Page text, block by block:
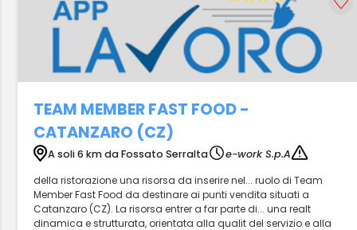
TEAM MEMBER FAST FOOD -
CATANZARO (CZ)
A soli 6 km da Fossato Serralta
e-work S.p.A
della ristorazione una risorsa da inserire nel... ruolo di Team
Member Fast Food da destinare ai punti vendita situati a
Catanzaro (CZ). La risorsa entrer a far parte di... una realt
dinamica e strutturata, orientata alla qualit del servizio e alla